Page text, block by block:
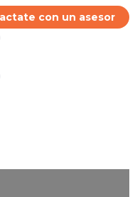
con un asesor